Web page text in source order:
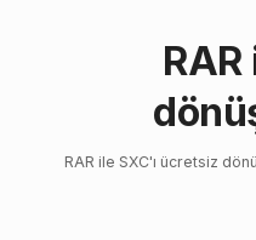
RAR
RAR ile SXC'ı ücretsiz